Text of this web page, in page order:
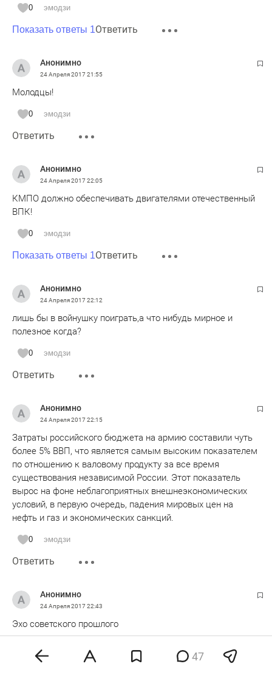
0 эмодзи
Показать ответы 1Ответить
Анонимно
24 Апреля 201721:55
Молодцы!
0 эмодзи
Ответить
Анонимно
24 Апреля 201722:05
КМПО должно обеспечивать двигателями отечественный
ВПК!
0 эмодзи
Показать ответы 1Ответить
Анонимно
24 Апреля 201722:12
лишь бы в войнушку поиграть,а что нибудь мирное и
полезное когда?
0 эмодзи
Ответить
Анонимно
24 Апреля 201722:15
Затраты российского бюджета на армию составили чуть
более 5% ВВП, что является самым высоким показателем
по отношению к валовому продукту за все время
существования независимой России. Этот показатель
вырос на фоне неблагоприятных внешнеэкономических
условий, в первую очередь, падения мировых цен на
нефть и газ и экономических санкций.
0 эмодзи
Ответить
Анонимно
24 Апреля 201722:43
Эхо советского прошлого
47